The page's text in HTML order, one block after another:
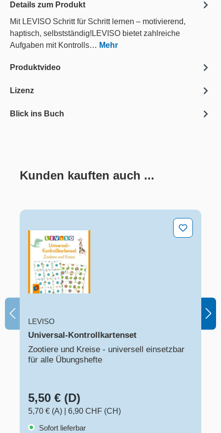
Details zum Produkt
Mit LEVISO Schritt für Schritt lernen – motivierend,
haptisch, selbstständig!LEVISO bietet zahlreiche
Aufgaben mit Kontrolls… Mehr
Produktvideo
Lizenz
Blick ins Buch
Produktgalerie überspringen
Kunden kauften auch ...
LEVISO
Universal-Kontrollkartenset
Zootiere und Kreise - universell einsetzbar
für alle Übungshefte
5,50 € (D)
5,70 € (A)
6,90 CHF (CH)
Sofort lieferbar